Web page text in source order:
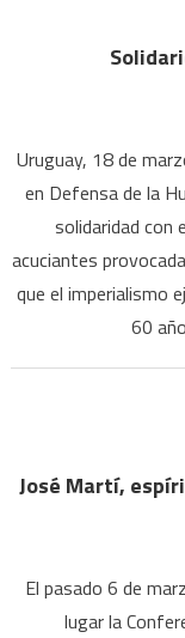
Uruguay, 18 de
en Defensa de la
solidaridad con
acuciantes
que el imperialismo
60
José Martí,
El pasado 6 de
lugar la